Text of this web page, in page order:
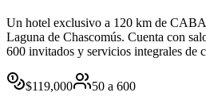
Un hotel exclusivo a 120 km de CABA
Laguna de Chascomús. Cuenta con
600 invitados y servicios integrales de
$119,000 50 a 600